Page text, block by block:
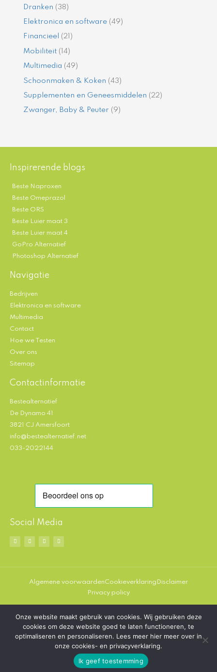
Dranken (38)
Elektronica en software (49)
Financieel (21)
Mobiliteit (14)
Multimedia (49)
Schoonmaken & Koken (43)
Supplementen en Geneesmiddelen (22)
Zwanger, Baby & Peuter (9)
Inspirerende blogs
Beste Naproxen
Beste Omeprazol
Beste ORS
Beste Luier maat 3
Beste Luier maat 4
GoPro Alternatief
Photoshop Alternatief
Navigatie
Bedrijven
Elektronica en software
Multimedia
Contact
Hoe we Testen
Over ons
Sitemap
Contactinformatie
Bestealternatief
De Dynamo 41
3821 CJ Amersfoort
info@bestealternatief.net
033-2022144
Social Media
F
a
c
I
n
s
m
L
i
n
P
i
n
t
Algemene voorwaardenCookieverklaring Disclaimer
Privacy policy
© 2026 Bestealternatief.net
Onze website maakt gebruik van cookies. Wij gebruiken deze
cookies om deze website goed te laten functioneren, te
optimaliseren en personaliseren. Lees meer hier meer over in
onze cookies- en privacyverklaring.
Ik geef toestemming